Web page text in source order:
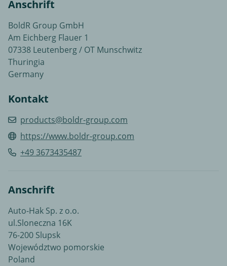
Anschrift
BoldR Group GmbH
Am Eichberg Flauer 1
07338 Leutenberg / OT Munschwitz
Thuringia
Germany
Kontakt
products@boldr-group.com
https://www.boldr-group.com
+49 3673435487
Anschrift
Auto-Hak Sp. z o.o.
ul.Sloneczna 16K
76-200 Slupsk
Województwo pomorskie
Poland